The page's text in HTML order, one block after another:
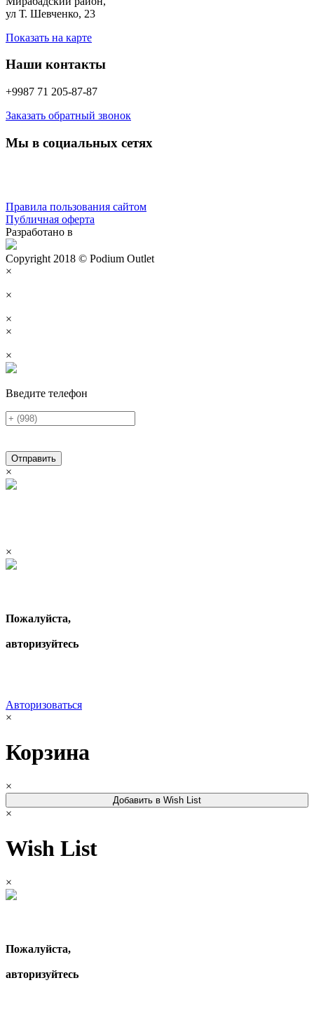
ул Т. Шевченко, 23
Показать на карте
Наши контакты
+9987 71 205-87-87
Заказать обратный звонок
Мы в социальных сетях
Правила пользования сайтом
Публичная оферта
Разработано в
Copyright 2018 © Podium Outlet
×
×
×
×
×
Введите телефон
Отправить
×
×
Пожалуйста,
авторизуйтесь
Авторизоваться
×
Корзина
×
Добавить в Wish List
×
Wish List
×
Пожалуйста,
авторизуйтесь